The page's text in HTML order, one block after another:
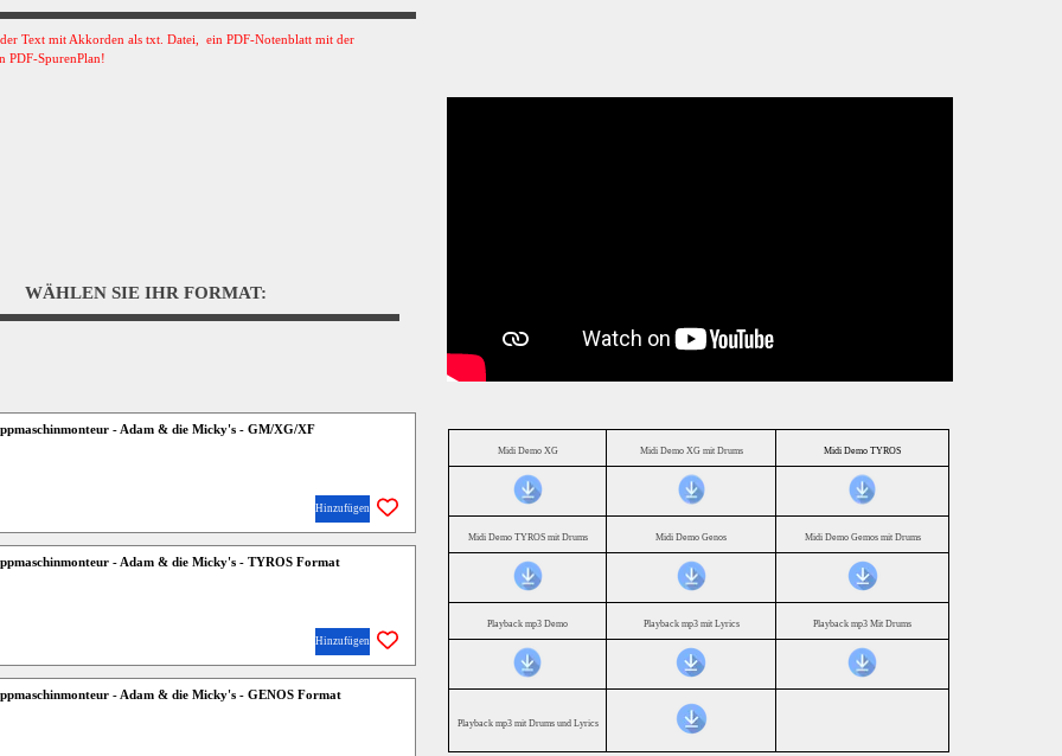
Text mit Akkorden als txt. Datei, ein PDF-Notenblatt mit der
PDF-SpurenPlan!
WÄHLEN SIE IHR FORMAT:
- Adam & die Micky's - GM/XG/XF
Hinzufügen
- Adam & die Micky's - TYROS Format
Hinzufügen
- Adam & die Micky's - GENOS Format
Midi Demo XG Midi Demo XG mit Drums Midi Demo TYROS
Midi Demo TYROS mit Drums Midi Demo Genos Midi Demo Gemos mit Drums
Playback mp3 Demo Playback mp3 mit Lyrics Playback mp3 Mit Drums
Playback mp3 mit Drums und Lyrics